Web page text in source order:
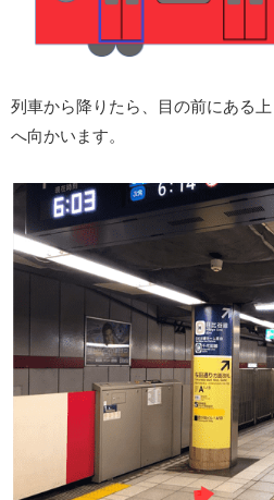
列車から降りたら、目の前にある
へ向かいます。